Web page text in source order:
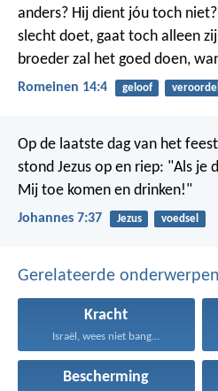
anders? Hij dient jóu toch
slecht doet, gaat toch alleen
broeder zal het goed doen,
Romeinen 14:4 geloof
Op de laatste dag van het
stond Jezus op en riep: "Als je
Mij toe komen en drinken!"
Johannes 7:37 Jezus voedsel
Gerelateerde onderwerpen
Kracht
Israël, wees niet bang...
Bescherming